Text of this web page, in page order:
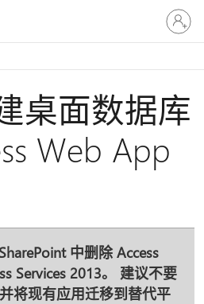
请
登
录
帐
户
桌面数据库
Web App
中删除 Access
Services 2013。 建议不要
将现有应用迁移到替代平